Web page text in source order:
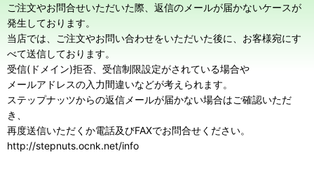
ご注文やお問合せいただいた際、返信のメールが届かないケースが
発生しております。
当店では、ご注文やお問い合わせをいただいた後に、お客様宛にす
べて送信しております。
受信(ドメイン)拒否、受信制限設定がされている場合や
メールアドレスの入力間違いなどが考えられます。
ステップナッツからの返信メールが届かない場合はご確認いただ
き、
再度送信いただくか電話及びFAXでお問合せください。
http://stepnuts.ocnk.net/info